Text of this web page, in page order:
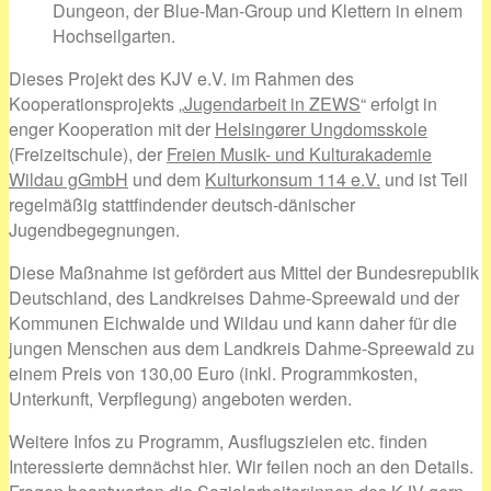
Dungeon, der Blue-Man-Group und Klettern in einem
Hochseilgarten.
Dieses Projekt des KJV e.V. im Rahmen des
Kooperationsprojekts „Jugendarbeit in ZEWS“ erfolgt in
enger Kooperation mit der Helsingører Ungdomsskole
(Freizeitschule), der Freien Musik- und Kulturakademie
Wildau gGmbH und dem Kulturkonsum 114 e.V. und ist Teil
regelmäßig stattfindender deutsch-dänischer
Jugendbegegnungen.
Diese Maßnahme ist gefördert aus Mittel der Bundesrepublik
Deutschland, des Landkreises Dahme-Spreewald und der
Kommunen Eichwalde und Wildau und kann daher für die
jungen Menschen aus dem Landkreis Dahme-Spreewald zu
einem Preis von 130,00 Euro (inkl. Programmkosten,
Unterkunft, Verpflegung) angeboten werden.
Weitere Infos zu Programm, Ausflugszielen etc. finden
Interessierte demnächst hier. Wir feilen noch an den Details.